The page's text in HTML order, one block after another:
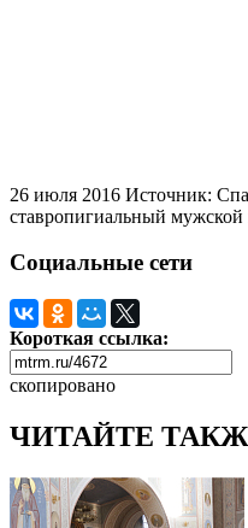
26 июля 2016 Источник:
ставропигиальный
Социальные сети
Короткая ссылка:
скопировано
ЧИТАЙТЕ